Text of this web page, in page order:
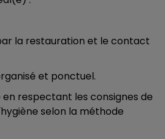
la restauration et le contact
et ponctuel.
respectant les consignes de
selon la méthode